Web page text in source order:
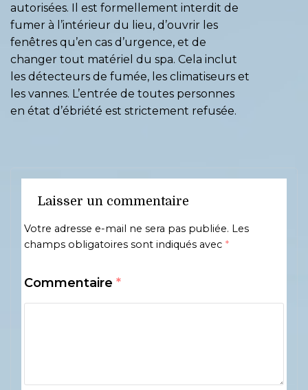
autorisées. Il est formellement interdit de
fumer à l’intérieur du lieu, d’ouvrir les
fenêtres qu’en cas d’urgence, et de
changer tout matériel du spa. Cela inclut
les détecteurs de fumée, les climatiseurs et
les vannes. L’entrée de toutes personnes
en état d’ébriété est strictement refusée.
Laisser un commentaire
Votre adresse e-mail ne sera pas publiée. Les
champs obligatoires sont indiqués avec *
Commentaire *